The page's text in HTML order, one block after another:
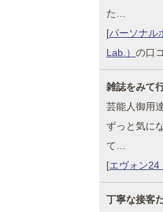
た…
[パーソナル
Lab.） の口
雑誌をみて
芸能人御用
ずっと気に
て…
[エヴォン24
丁寧な接客